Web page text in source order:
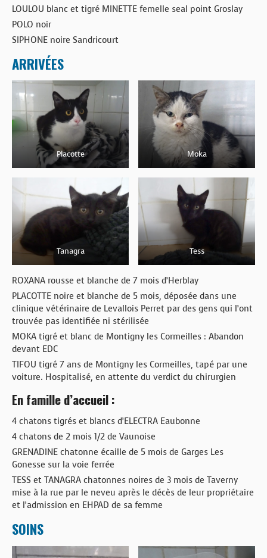
LOULOU blanc et tigré MINETTE femelle seal point Groslay
POLO noir
SIPHONE noire Sandricourt
ARRIVÉES
Placotte Moka
Tanagra Tess
ROXANA rousse et blanche de 7 mois d’Herblay
PLACOTTE noire et blanche de 5 mois, déposée dans une
clinique vétérinaire de Levallois Perret par des gens qui l’ont
trouvée pas identifiée ni stérilisée
MOKA tigré et blanc de Montigny les Cormeilles : Abandon
devant EDC
TIFOU tigré 7 ans de Montigny les Cormeilles, tapé par une
voiture. Hospitalisé, en attente du verdict du chirurgien
En famille d’accueil :
4 chatons tigrés et blancs d’ELECTRA Eaubonne
4 chatons de 2 mois 1/2 de Vaunoise
GRENADINE chatonne écaille de 5 mois de Garges Les
Gonesse sur la voie ferrée
TESS et TANAGRA chatonnes noires de 3 mois de Taverny
mise à la rue par le neveu après le décès de leur propriétaire
et l’admission en EHPAD de sa femme
SOINS